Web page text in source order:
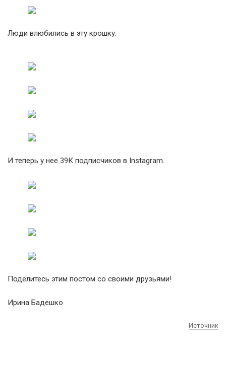
Люди влюбились в эту крошку.
И теперь у нее 39К подписчиков в Instagram.
Поделитесь этим постом со своими друзьями!
Ирина Бадешко
Источник